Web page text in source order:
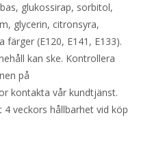
glukossirap, sorbitol,
glycerin, citronsyra,
färger (E120, E141, E133).
kan ske. Kontrollera
på
kontakta vår kundtjänst.
veckors hållbarhet vid köp